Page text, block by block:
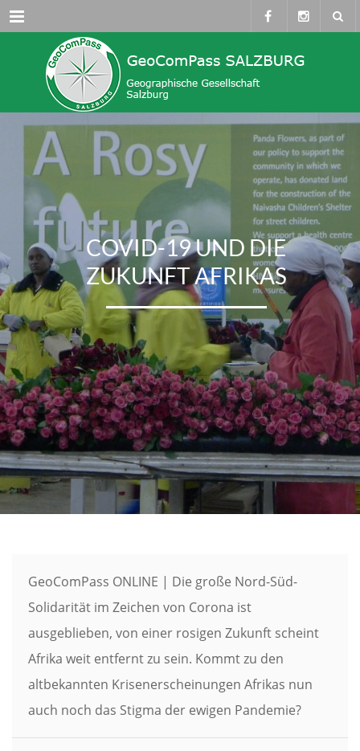
Menü
COVID-19 UND DIE
ZUKUNFT AFRIKAS
GeoComPass ONLINE | Die große Nord-Süd-
Solidarität im Zeichen von Corona ist
ausgeblieben, von einer rosigen Zukunft scheint
Afrika weit entfernt zu sein. Kommt zu den
altbekannten Krisenerscheinungen Afrikas nun
auch noch das Stigma der ewigen Pandemie?